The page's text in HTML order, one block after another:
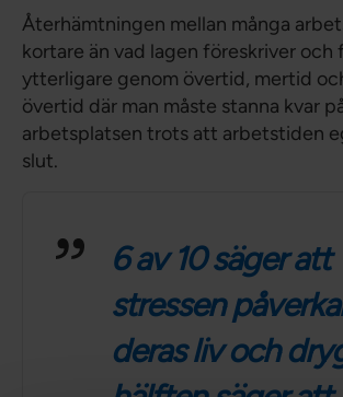
Återhämtningen mellan många
kortare än vad lagen föreskriver och
ytterligare genom övertid, mertid
övertid där man måste stanna kvar
arbetsplatsen trots att arbetstiden
slut.
6 av 10 säger att
stressen
deras liv och